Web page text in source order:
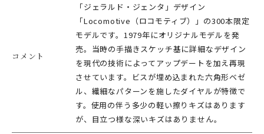
コメント
「ジェラルド・ジェンタ」デザイン
「Locomotive（ロコモティブ）」の300本限定
モデルです。1979年にオリジナルモデルを発
売。当時の手描きスケッチ基に詳細なデザイン
を現代の技術によってアップデートを加え再現
させています。ビスが埋め込まれた六角形ベゼ
ル、繊細なパターンを施したダイヤルが特徴で
す。使用の伴う多少の軽い擦りキズはあります
が、目立つ様な深いキズはありません。